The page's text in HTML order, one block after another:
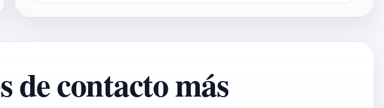
de contacto más